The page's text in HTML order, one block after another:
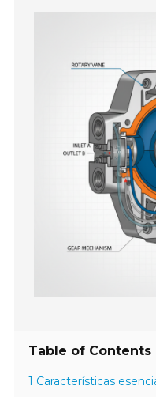
Table of Contents
1 Características